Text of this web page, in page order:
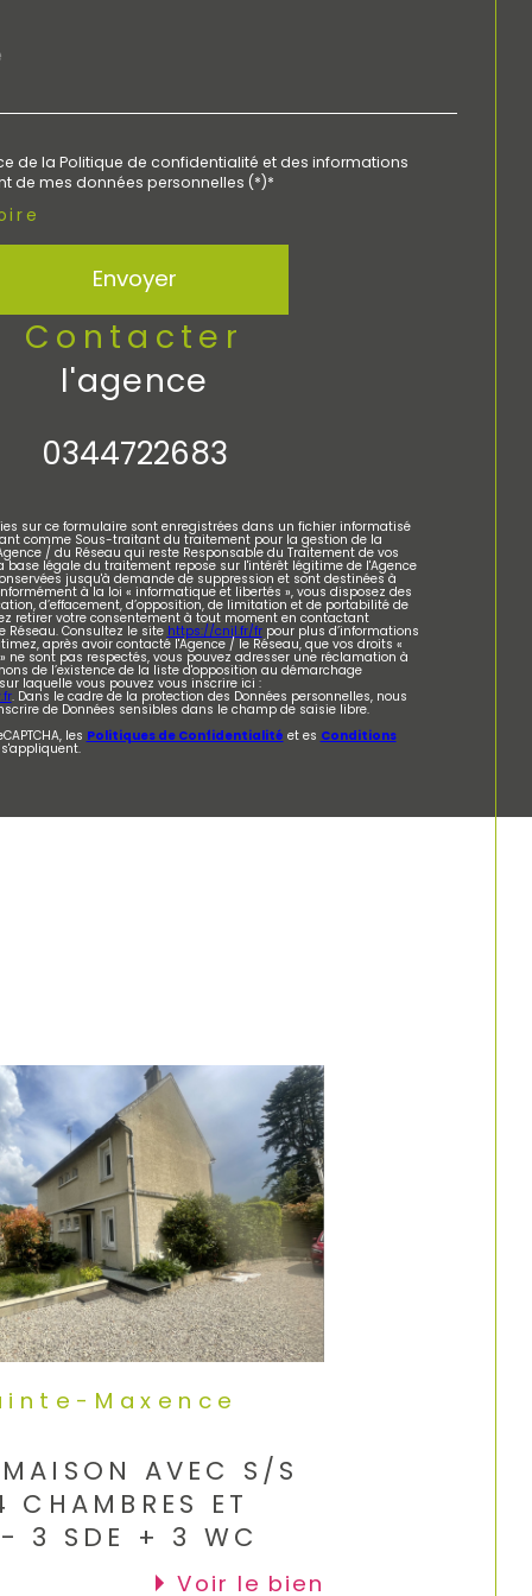
de la Politique de confidentialité et des informations
de mes données personnelles (*)*
Envoyer
contacter
l'agence
0344722683
sur ce formulaire sont enregistrées dans un fichier informatisé
comme Sous-traitant du traitement pour la gestion de la
/ du Réseau qui reste Responsable du Traitement de vos
base légale du traitement repose sur l'intérêt légitime de l'Agence
jusqu'à demande de suppression et sont destinées à
à la loi « informatique et libertés », vous disposez des
d’effacement, d’opposition, de limitation et de portabilité de
retirer votre consentement à tout moment en contactant
Réseau. Consultez le site https://cnil.fr/frpour plus d’informations
après avoir contacté l'Agence / le Réseau, que vos droits «
ne sont pas respectés, vous pouvez adresser une réclamation à
de l’existence de la liste d'opposition au démarchage
laquelle vous pouvez vous inscrire ici :
. Dans le cadre de la protection des Données personnelles, nous
de Données sensibles dans le champ de saisie libre.
les Politiques de Confidentialité et es Conditions
Maxence
AVEC S/S
CHAMBRES ET
3 SDE + 3 WC
voir le bien